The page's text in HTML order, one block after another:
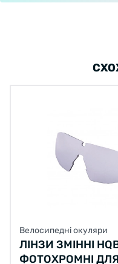
Велосипедні окуляри
ЛІНЗИ ЗМІННІ
ФОТОХРОМНІ ДЛЯ